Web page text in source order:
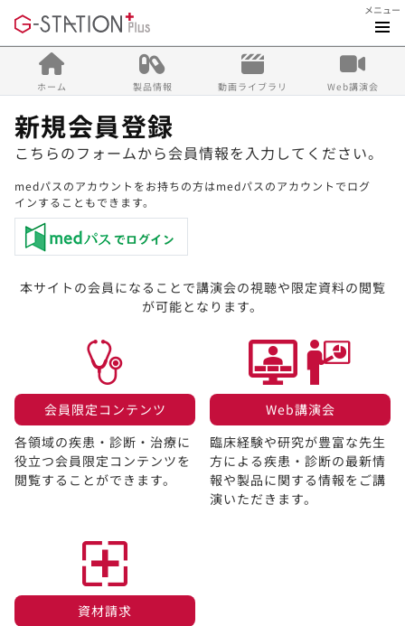
メニュー
ホーム 製品情報 動画ライブラリ Web講演会
新規会員登録
こちらのフォームから会員情報を入力してください。
medパスのアカウントをお持ちの方はmedパスのアカウントでログ
インすることもできます。
本サイトの会員になることで講演会の視聴や限定資料の閲覧
が可能となります。
会員限定コンテンツ​
各領域の疾患・診断・治療に
役立つ会員限定コンテンツを
閲覧することができます。​
Web講演会​
臨床経験や研究が豊富な先生
方による疾患・診断の最新情
報や製品に関する情報をご講
演いただきます。
資材請求​